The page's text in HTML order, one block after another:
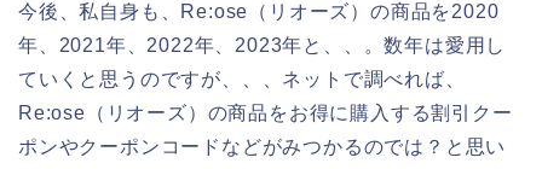
今後、私自身も、Re:ose（リオーズ）の商品を2020
年、2021年、2022年、2023年と、、。数年は愛用し
ていくと思うのですが、、、ネットで調べれば、
Re:ose（リオーズ）の商品をお得に購入する割引クー
ポンやクーポンコードなどがみつかるのでは？と思い